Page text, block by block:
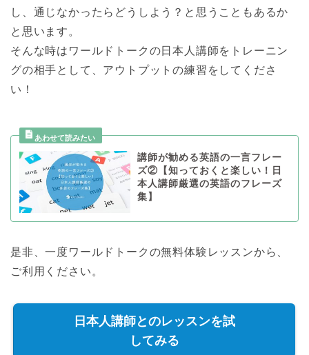
し、通じなかったらどうしよう？と思うこともあるか
と思います。
そんな時はワールドトークの日本人講師をトレーニン
グの相手として、アウトプットの練習をしてくださ
い！
講師が勧める英語の一言フレー
ズ②【知っておくと楽しい！日
本人講師厳選の英語のフレーズ
集】
是非、一度ワールドトークの無料体験レッスンから、
ご利用ください。
日本人講師とのレッスンを試
してみる